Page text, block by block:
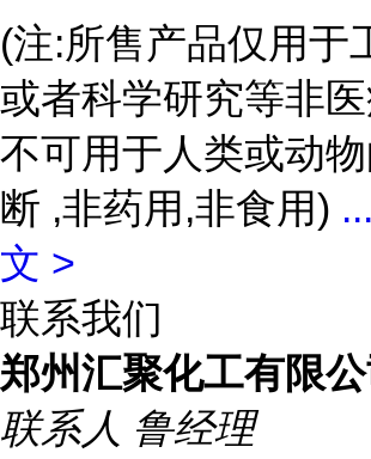
(注:所售产品仅用于
或者科学研究等非
不可用于人类或动
断 ,非药用,非食用) ...
文 >
联系我们
郑州汇聚化工有限公
联系人 鲁经理